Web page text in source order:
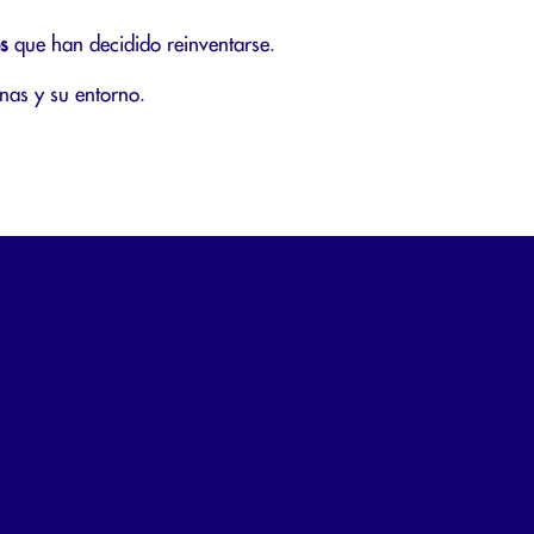
que han decidido reinventarse.
y su entorno.